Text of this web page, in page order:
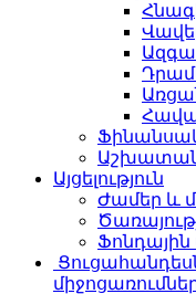
Այցելություն
Ժամեր և